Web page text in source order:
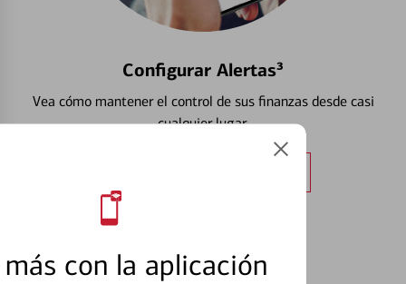
con la aplicación
Configurar Alertas³
Vea cómo mantener el control de sus finanzas desde casi
cualquier lugar.